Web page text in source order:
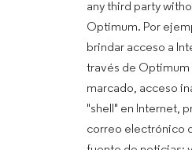
any third party
Optimum. Por
brindar acceso a
través de
marcado, acceso
"shell" en Internet,
correo electrónico